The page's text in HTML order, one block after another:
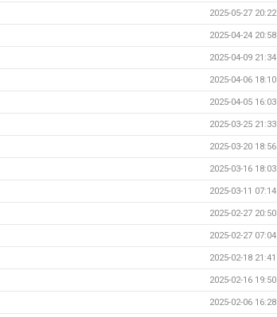
2025-05-27 20:22
2025-04-24 20:58
2025-04-09 21:34
2025-04-06 18:10
2025-04-05 16:03
2025-03-25 21:33
2025-03-20 18:56
2025-03-16 18:03
2025-03-11 07:14
2025-02-27 20:50
2025-02-27 07:04
2025-02-18 21:41
2025-02-16 19:50
2025-02-06 16:28